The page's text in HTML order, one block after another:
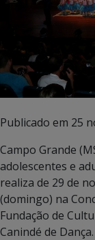
Publicado em 25
Campo Grande
adolescentes e
realiza de 29 de
(domingo) na
Fundação de
Canindé de Dança.